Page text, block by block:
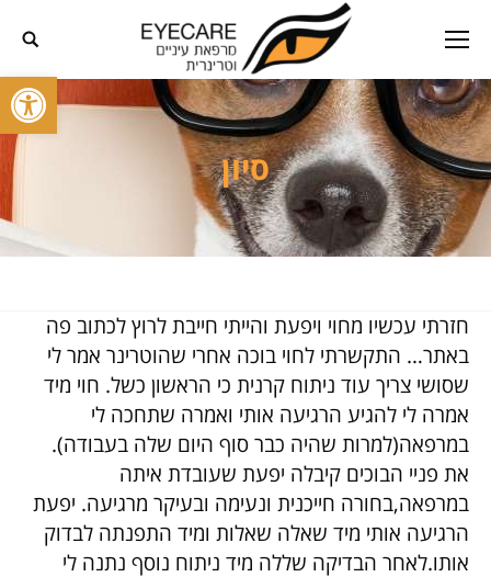
פתח
סיון
חזרתי עכשיו מחוי ויפעת והייתי חייבת לרוץ לכתוב פה
באתר… התקשרתי לחוי בוכה אחרי שהוטרינר אמר לי
שסושי צריך עוד ניתוח קרנית כי הראשון כשל. חוי מיד
אמרה לי להגיע הרגיעה אותי ואמרה שתחכה לי
במרפאה(למרות שהיה כבר סוף היום שלה בעבודה).
את פניי הבוכים קיבלה יפעת שעובדת איתה
במרפאה,בחורה חייכנית ונעימה ובעיקר מרגיעה. יפעת
הרגיעה אותי מיד שאלה שאלות ומיד התפנתה לבדוק
אותו.לאחר הבדיקה שללה מיד ניתוח נוסף נתנה לי